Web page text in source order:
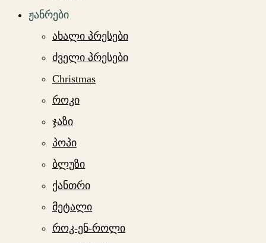
ჟანრები
ახალი პრესები
ძველი პრესები
Christmas
როკი
ჯაზი
პოპი
ბლუზი
ქანთრი
მეტალი
როკ-ენ-როლი